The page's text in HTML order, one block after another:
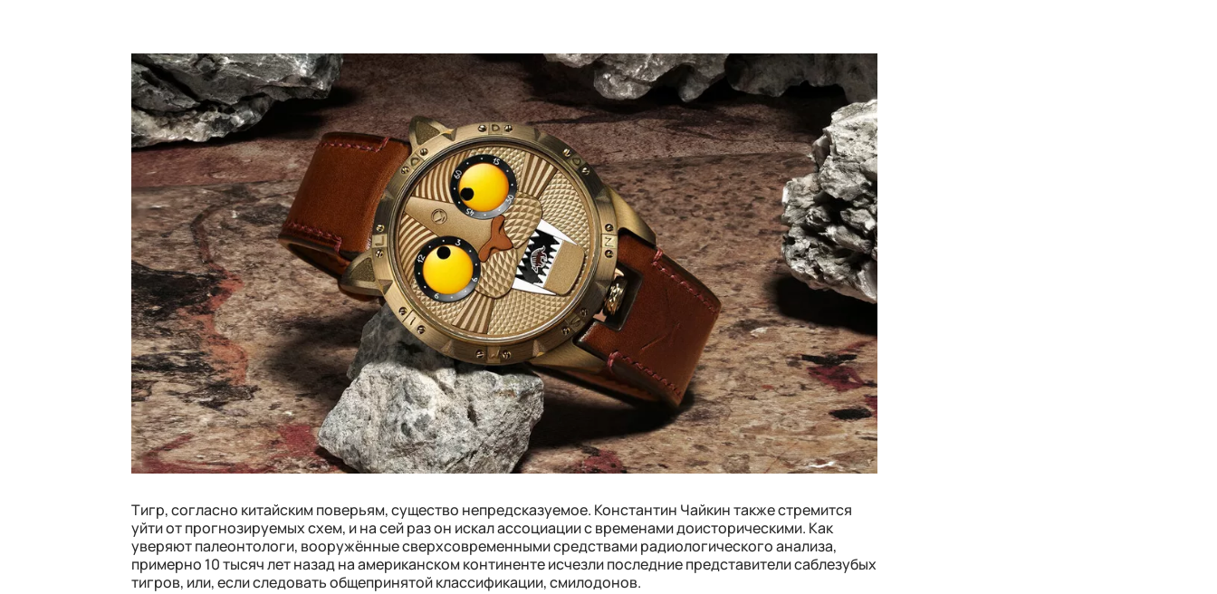
Тигр, согласно китайским поверьям, существо непредсказуемое. Константин Чайкин также стремится
уйти от прогнозируемых схем, и на сей раз он искал ассоциации с временами доисторическими. Как
уверяют палеонтологи, вооружённые сверхсовременными средствами радиологического анализа,
примерно 10 тысяч лет назад на американском континенте исчезли последние представители саблезубых
тигров, или, если следовать общепринятой классификации, смилодонов.